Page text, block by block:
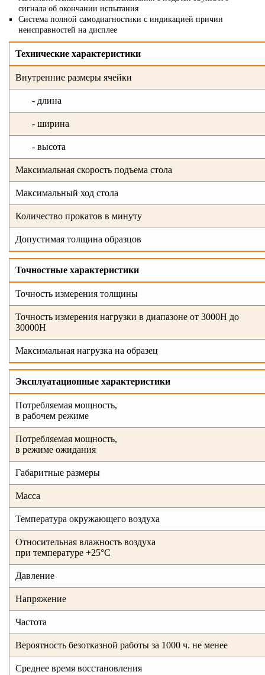
сигнала об окончании испытания
Система полной самодиагностики с индикацией причин
неисправностей на дисплее
Технические характеристики
Внутренние размеры ячейки
- длина
- ширина
- высота
Максимальная скорость подъема стола
Максимальный ход стола
Количество прокатов в минуту
Допустимая толщина образцов
Точностные характеристики
Точность измерения толщины
Точность измерения нагрузки в диапазоне от 3000Н до
30000Н
Максимальная нагрузка на образец
Эксплуатационные характеристики
Потребляемая мощность,
в рабочем режиме
Потребляемая мощность,
в режиме ожидания
Габаритные размеры
Масса
Температура окружающего воздуха
Относительная влажность воздуха
при температуре +25°С
Давление
Напряжение
Частота
Вероятность безотказной работы за 1000 ч. не менее
Среднее время восстановления